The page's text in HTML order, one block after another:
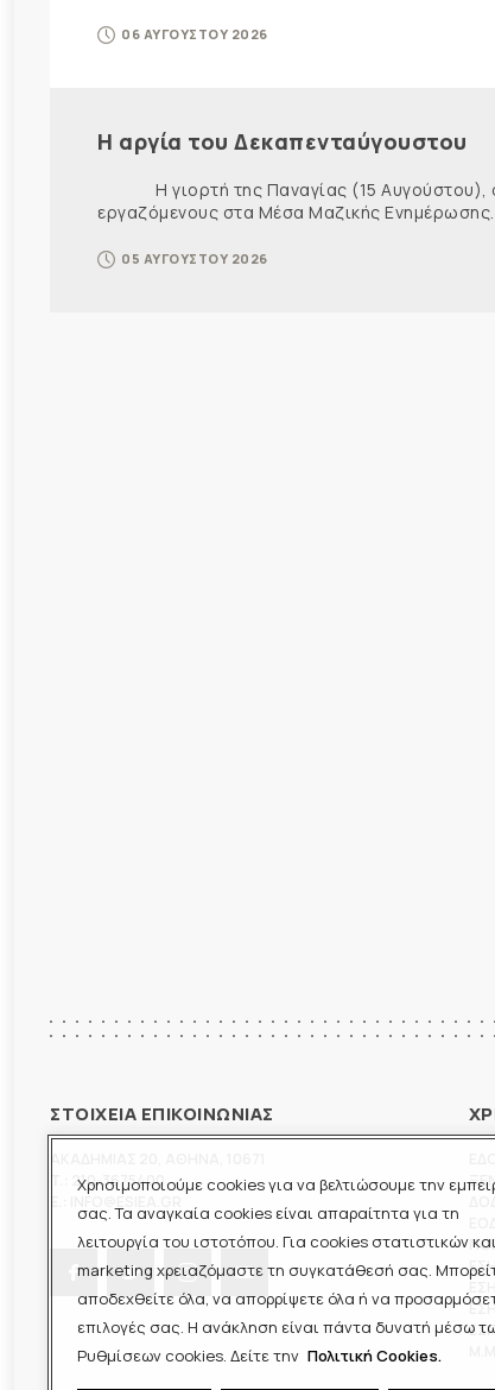
Χρησιμοποιούμε cookies για να βελτιώσουμε την
σας. Τα αναγκαία cookies είναι απαραίτητα για τη
λειτουργία του ιστοτόπου. Για cookies στατιστικών και
marketing χρειαζόμαστε τη συγκατάθεσή σας.
αποδεχθείτε όλα, να απορρίψετε όλα ή να
επιλογές σας. Η ανάκληση είναι πάντα δυνατή μέσω
Ρυθμίσεων cookies. Δείτε την Πολιτική Cookies.
06 ΑΥΓΟΥΣΤΟΥ 2026
Η αργία του Δεκαπενταύγουστου
Η γιορτή της Παναγίας (15 Αυγούστου),
εργαζόμενους στα Μέσα Μαζικής
05 ΑΥΓΟΥΣΤΟΥ 2026
ΣΤΟΙΧΕΙΑ ΕΠΙΚΟΙΝΩΝΙΑΣ
210-3675400